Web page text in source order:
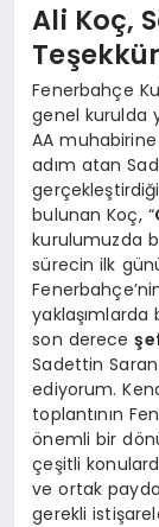
Ali Koç,
Fenerbahçe
genel kurulda
AA muhabirine
adım atan
bulunan Koç, “
kurulumuzda
sürecin ilk
yaklaşımlarda
son derece
Sadettin
ediyorum.
toplantının
önemli bir
çeşitli
ve ortak
gerekli